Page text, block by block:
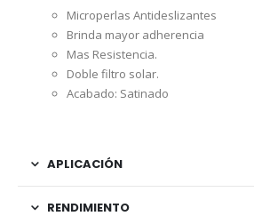
Microperlas Antideslizantes
Brinda mayor adherencia
Mas Resistencia.
Doble filtro solar.
Acabado: Satinado
APLICACIÓN
RENDIMIENTO